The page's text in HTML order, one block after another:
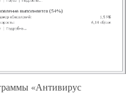
«Антивирус